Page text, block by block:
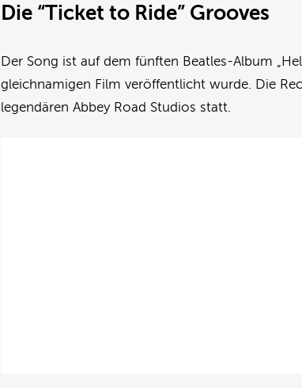
Die “Ticket to Ride” Grooves
Der Song ist auf dem fünften Beatles-Album
gleichnamigen Film veröffentlicht wurde. Die
legendären Abbey Road Studios statt.